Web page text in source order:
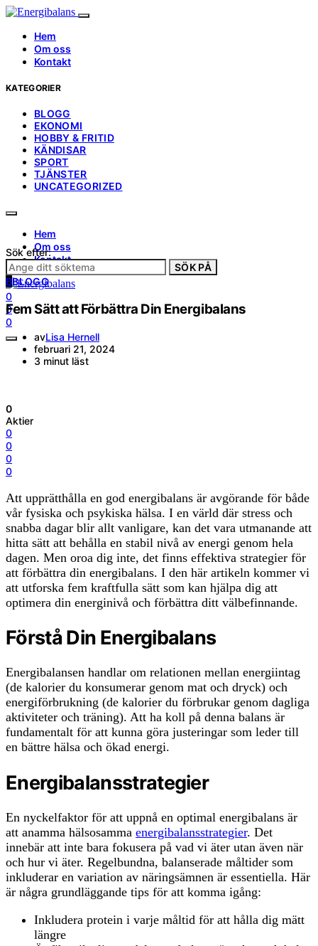
Hem
Om oss
Kontakt
KATEGORIER
BLOGG
EKONOMI
HOBBY & FRITID
KÄNDISAR
SPORT
TJÄNSTER
UNCATEGORIZED
Hem
Om oss
Kontakt
0
0
0
Sök efter:
SÖK PÅ
BBLOGG
Fem Sätt att Förbättra Din Energibalans
avLisa Hernell
februari 21, 2024
3 minut läst
0
Aktier
0
0
0
0
Att upprätthålla en god energibalans är avgörande för både
vår fysiska och psykiska hälsa. I en värld där stress och
snabba dagar blir allt vanligare, kan det vara utmanande att
hitta sätt att behålla en stabil nivå av energi genom hela
dagen. Men oroa dig inte, det finns effektiva strategier för
att förbättra din energibalans. I den här artikeln kommer vi
att utforska fem kraftfulla sätt som kan hjälpa dig att
optimera din energinivå och förbättra ditt välbefinnande.
Förstå Din Energibalans
Energibalansen handlar om relationen mellan energiintag
(de kalorier du konsumerar genom mat och dryck) och
energiförbrukning (de kalorier du förbrukar genom dagliga
aktiviteter och träning). Att ha koll på denna balans är
fundamentalt för att kunna göra justeringar som leder till
en bättre hälsa och ökad energi.
Energibalansstrategier
En nyckelfaktor för att uppnå en optimal energibalans är
att anamma hälsosamma energibalansstrategier. Det
innebär att inte bara fokusera på vad vi äter utan även när
och hur vi äter. Regelbundna, balanserade måltider som
inkluderar en variation av näringsämnen är essentiella. Här
är några grundläggande tips för att komma igång:
Inkludera protein i varje måltid för att hålla dig mätt
längre